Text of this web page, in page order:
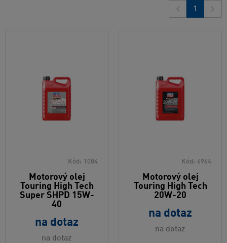
1
Kód: 1084
Motorový olej
Touring High Tech
Super SHPD 15W-
40
na dotaz
na dotaz
Kód: 6964
Motorový olej
Touring High Tech
20W-20
na dotaz
na dotaz